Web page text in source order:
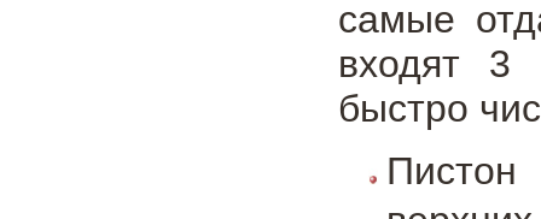
самые
входят 3
быстро